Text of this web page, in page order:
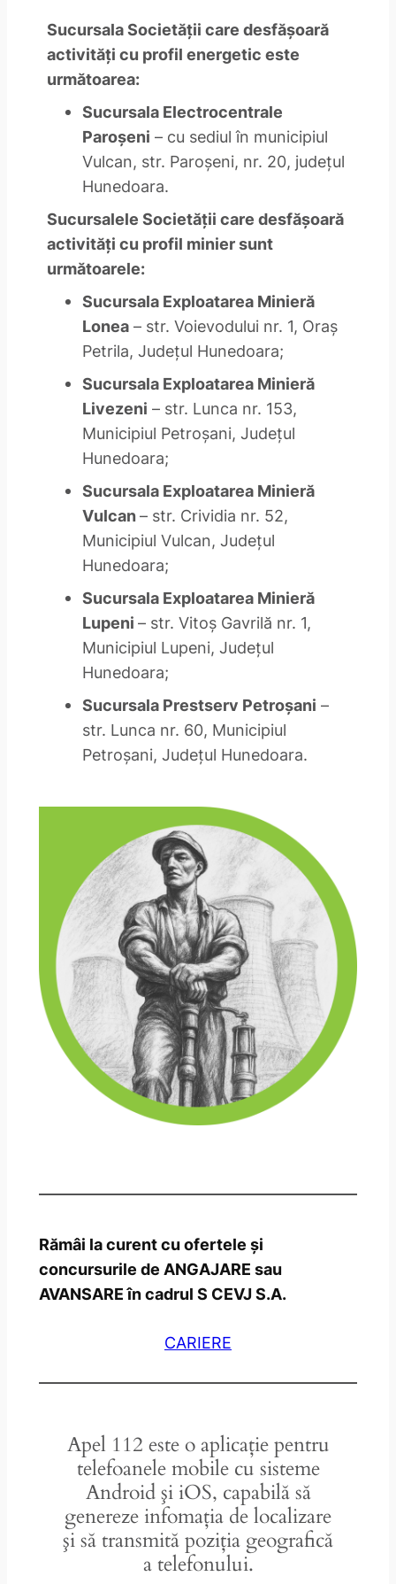
Sucursala Societăţii care desfăşoară
activităţi cu profil energetic este
următoarea:
Sucursala Electrocentrale
Paroşeni – cu sediul în municipiul
Vulcan, str. Paroşeni, nr. 20, judeţul
Hunedoara.
Sucursalele Societăţii care desfăşoară
activităţi cu profil minier sunt
următoarele:
Sucursala Exploatarea Minieră
Lonea– str. Voievodului nr. 1, Oraş
Petrila, Judeţul Hunedoara;
Sucursala Exploatarea Minieră
Livezeni – str. Lunca nr. 153,
Municipiul Petroşani, Judeţul
Hunedoara;
Sucursala Exploatarea Minieră
Vulcan– str. Crividia nr. 52,
Municipiul Vulcan, Judeţul
Hunedoara;
Sucursala Exploatarea Minieră
Lupeni – str. Vitoş Gavrilă nr. 1,
Municipiul Lupeni, Judeţul
Hunedoara;
Sucursala Prestserv Petroşani –
str. Lunca nr. 60, Municipiul
Petroşani, Judeţul Hunedoara.
Rămâi la curent cu ofertele și
concursurile de ANGAJARE sau
AVANSARE în cadrul S CEVJ S.A.
CARIERE
Apel 112 este o aplicaţie pentru
telefoanele mobile cu sisteme
Android şi iOS, capabilă să
genereze infomaţia de localizare
şi să transmită poziţia geografică
a telefonului.